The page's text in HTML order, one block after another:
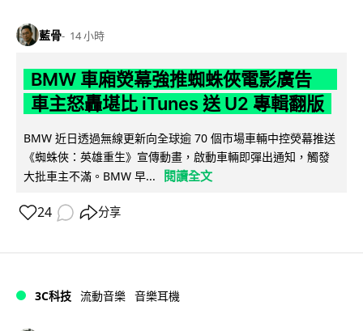
藍骨 14 小時
BMW 車廂熒幕強推蜘蛛俠電影廣告
車主怒轟堪比 iTunes 送 U2 專輯翻版
BMW 近日透過無線更新向全球逾 70 個市場車輛中控熒幕推送
《蜘蛛俠：英雄重生》宣傳動畫，啟動車輛即彈出通知，觸發
大批車主不滿。BMW 早...
閱讀全文
24 分享
3C科技 流動音樂 音樂耳機